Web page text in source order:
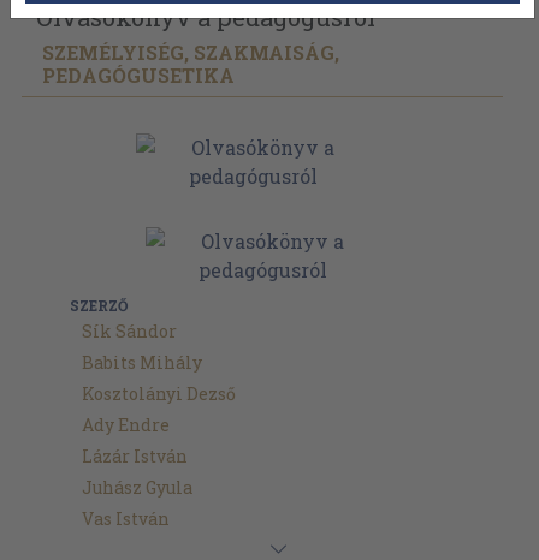
Olvasókönyv a pedagógusról
SZEMÉLYISÉG, SZAKMAISÁG,
PEDAGÓGUSETIKA
SZERZŐ
Sík Sándor
Babits Mihály
Kosztolányi Dezső
Ady Endre
Lázár István
Juhász Gyula
Vas István